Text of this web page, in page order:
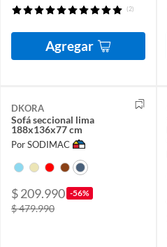
(2)
Agregar
DKORA
Sofá seccional lima
188x136x77 cm
Por SODIMAC
$ 209.990 -56%
$ 479.990